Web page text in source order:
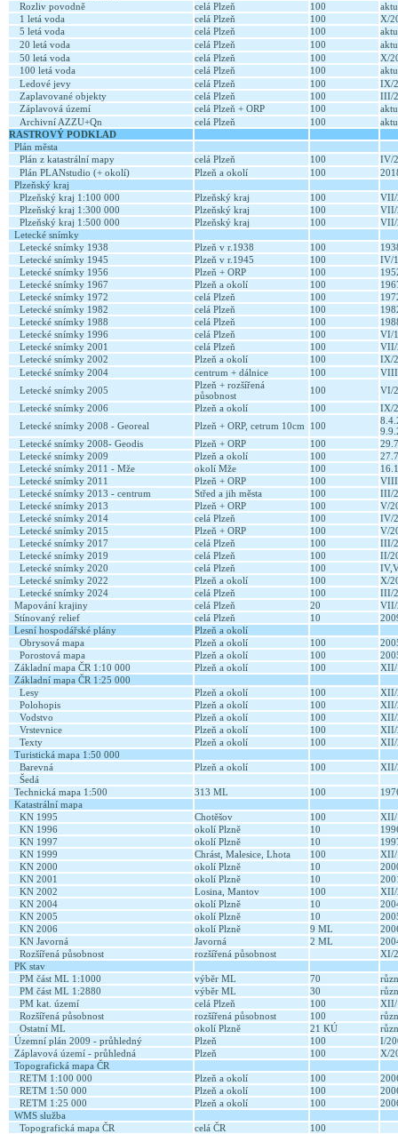
Rozliv povodně
celá Plzeň 100
1 letá voda
celá Plzeň 100
X/
5 letá voda
celá Plzeň 100
20 letá voda
celá Plzeň 100
50 letá voda
celá Plzeň 100
X/
100 letá voda
celá Plzeň 100
Ledové jevy
celá Plzeň 100
IX/
Zaplavované objekty
celá Plzeň 100
III/
Záplavová území
celá Plzeň + ORP 100
Archivní AZZU+Qn
celá Plzeň 100
RASTROVÝ PODKLAD
Plán města
Plán z katastrální mapy
celá Plzeň 100
IV/
Plán PLANstudio (+ okolí)
Plzeň a okolí 100
Plzeňský kraj
Plzeňský kraj 1:100 000
Plzeňský kraj 100
Plzeňský kraj 1:300 000
Plzeňský kraj 100
Plzeňský kraj 1:500 000
Plzeňský kraj 100
Letecké snímky
Letecké snímky 1938
Plzeň v r.1938 100
Letecké snímky 1945
Plzeň v r.1945 100
IV/
Letecké snímky 1956
Plzeň + ORP 100
Letecké snímky 1967
Plzeň a okolí 100
Letecké snímky 1972
celá Plzeň 100
Letecké snímky 1982
celá Plzeň 100
Letecké snímky 1988
celá Plzeň 100
Letecké snímky 1996
celá Plzeň 100
VI/
Letecké snímky 2001
celá Plzeň 100
Letecké snímky 2002
Plzeň a okolí 100
IX/
Letecké snímky 2004
centrum + dálnice 100
Letecké snímky 2005
Plzeň + rozšířená
působnost
100
VI/
Letecké snímky 2006
Plzeň a okolí 100
IX/
Letecké snímky 2008 - Georeal
Plzeň + ORP, cetrum 10cm 100
Letecké snímky 2008- Geodis
Plzeň + ORP 100
Letecké snímky 2009
Plzeň a okolí 100
Letecké snímky 2011 - Mže
okolí Mže 100
Letecké snímky 2011
Plzeň + ORP 100
Letecké snímky 2013 - centrum
Střed a jih města 100
III/
Letecké snímky 2013
Plzeň + ORP 100
V/
Letecké snímky 2014
celá Plzeň 100
IV/
Letecké snímky 2015
Plzeň + ORP 100
V/
Letecké snímky 2017
celá Plzeň 100
III/
Letecké snímky 2019
celá Plzeň 100
II/
Letecké snímky 2020
celá Plzeň 100
Letecké snímky 2022
Plzeň a okolí 100
X/
Letecké snímky 2024
celá Plzeň 100
III/
Mapování krajiny
celá Plzeň 20
Stínovaný relief
celá Plzeň 10
Lesní hospodářské plány
Plzeň a okolí
Obrysová mapa
Plzeň a okolí 100
Porostová mapa
Plzeň a okolí 100
Základní mapa ČR 1:10 000
Plzeň a okolí 100
Základní mapa ČR 1:25 000
Lesy
Plzeň a okolí 100
Polohopis
Plzeň a okolí 100
Vodstvo
Plzeň a okolí 100
Vrstevnice
Plzeň a okolí 100
Texty
Plzeň a okolí 100
Turistická mapa 1:50 000
Barevná
Plzeň a okolí 100
Šedá
Technická mapa 1:500
313 ML 100
Katastrální mapa
KN 1995
Chotěšov 100
KN 1996
okolí Plzně 10
KN 1997
okolí Plzně 10
KN 1999
Chrást, Malesice, Lhota 100
KN 2000
okolí Plzně 10
KN 2001
okolí Plzně 10
KN 2002
Losina, Mantov 100
KN 2004
okolí Plzně 10
KN 2005
okolí Plzně 10
KN 2006
okolí Plzně 9 ML
KN Javorná
Javorná 2 ML
Rozšířená působnost
rozšířená působnost
XI/
PK stav
PM část ML 1:1000
výběr ML 70
PM část ML 1:2880
výběr ML 30
PM kat. území
celá Plzeň 100
Rozšířená působnost
rozšířená působnost 100
Ostatní ML
okolí Plzně 21 KÚ
Územní plán 2009 - průhledný
Plzeň 100
I/
Záplavová území - průhledná
Plzeň 100
X/
Topografická mapa ČR
RETM 1:100 000
Plzeň a okolí 100
RETM 1:50 000
Plzeň a okolí 100
RETM 1:25 000
Plzeň a okolí 100
WMS služba
Topografická mapa ČR
celá ČR
100